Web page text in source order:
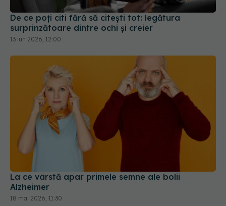
De ce poți citi fără să citești tot: legătura
surprinzătoare dintre ochi și creier
13 iun 2026, 12:00
La ce vârstă apar primele semne ale bolii
Alzheimer
18 mai 2026, 11:30